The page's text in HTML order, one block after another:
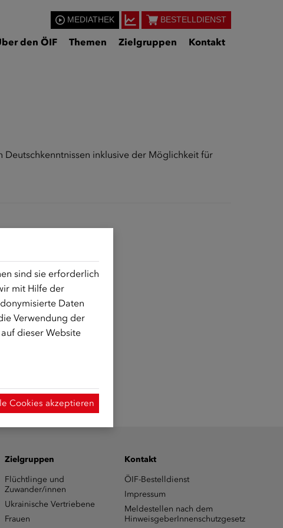
MEDIATHEK BESTELLDIENST
den ÖIF Themen Zielgruppen Kontakt
inklusive der Möglichkeit für
Zielgruppen
Flüchtlinge und
Zuwander/innen
Ukrainische Vertriebene
Frauen
Kontakt
ÖIF-Bestelldienst
Impressum
Meldestellen nach dem
HinweisgeberInnenschutzgesetz
sind sie erforderlich
mit Hilfe der
Daten
Verwendung der
dieser Website
Cookies akzeptieren